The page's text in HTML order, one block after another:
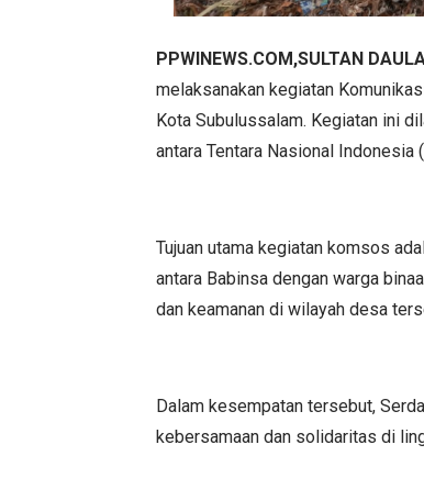
PPWINEWS.COM,SULTAN
melaksanakan kegiatan
Kota Subulussalam. Kegiatan ini
antara Tentara Nasional Indonesia
Tujuan utama kegiatan komsos
antara Babinsa dengan warga
dan keamanan di wilayah desa
Dalam kesempatan tersebut,
kebersamaan dan solidaritas di